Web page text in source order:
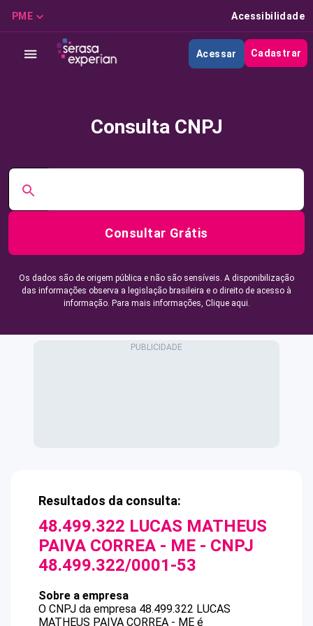
PME Acessibilidade
Acessar Cadastrar
Consulta CNPJ
Consultar Grátis
Os dados são de origem pública e não são sensíveis. A disponibilização
das informações observa a legislação brasileira e o direito de acesso à
informação. Para mais informações, Clique aqui.
Resultados da consulta:
48.499.322 LUCAS MATHEUS
PAIVA CORREA - ME - CNPJ
48.499.322/0001-53
Sobre a empresa
O CNPJ da empresa 48.499.322 LUCAS
MATHEUS PAIVA CORREA - ME é